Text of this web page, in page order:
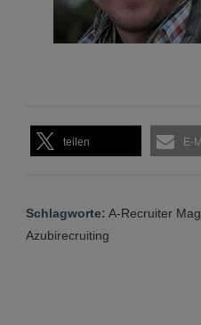
teilen E-
Schlagworte: A-Recruiter
Azubirecruiting